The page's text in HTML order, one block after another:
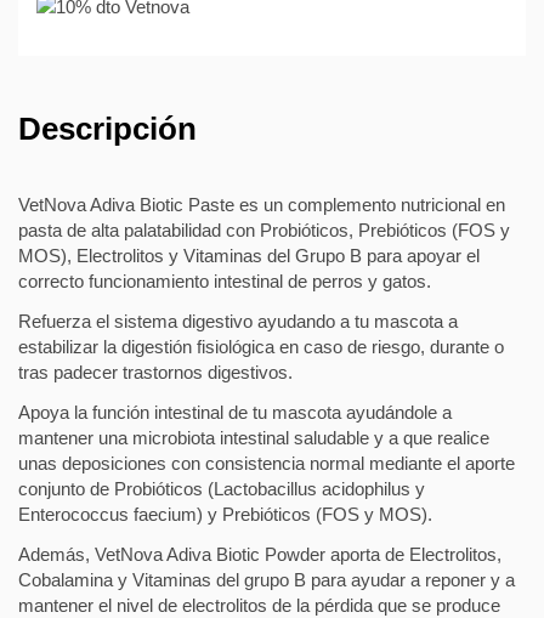
Descripción
VetNova Adiva Biotic Paste es un complemento nutricional en
pasta de alta palatabilidad con Probióticos, Prebióticos (FOS y
MOS), Electrolitos y Vitaminas del Grupo B para apoyar el
correcto funcionamiento intestinal de perros y gatos.
Refuerza el sistema digestivo ayudando a tu mascota a
estabilizar la digestión fisiológica en caso de riesgo, durante o
tras padecer trastornos digestivos.
Apoya la función intestinal de tu mascota ayudándole a
mantener una microbiota intestinal saludable y a que realice
unas deposiciones con consistencia normal mediante el aporte
conjunto de Probióticos (Lactobacillus acidophilus y
Enterococcus faecium) y Prebióticos (FOS y MOS).
Además, VetNova Adiva Biotic Powder aporta de Electrolitos,
Cobalamina y Vitaminas del grupo B para ayudar a reponer y a
mantener el nivel de electrolitos de la pérdida que se produce